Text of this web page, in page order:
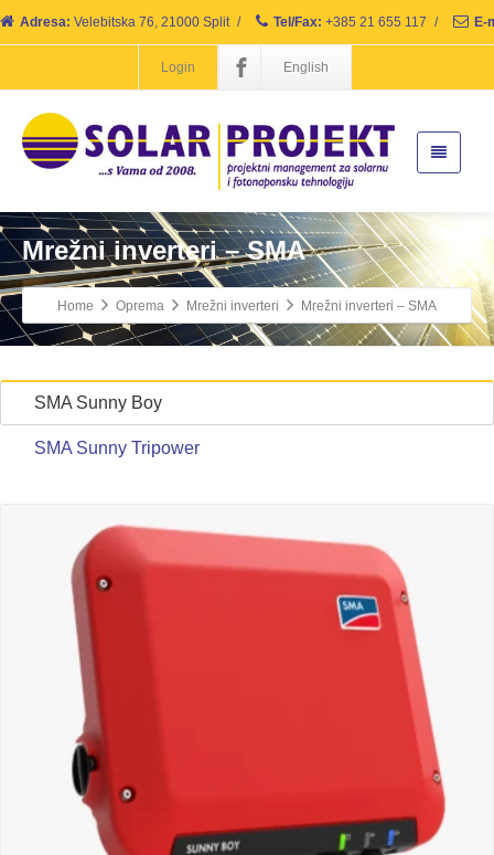
Adresa: Velebitska 76, 21000 Split / Tel/Fax: +385 21 655 117 / E-
Login English
Mrežni inverteri – SMA
Home Oprema Mrežni inverteri Mrežni inverteri – SMA
SMA Sunny Boy
SMA Sunny Tripower